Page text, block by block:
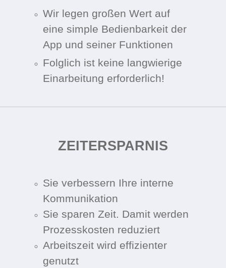
Wir legen großen Wert auf
eine simple Bedienbarkeit der
App und seiner Funktionen
Folglich ist keine langwierige
Einarbeitung erforderlich!
ZEIT­ERSPARNIS
Sie verbessern Ihre interne
Kommunikation
Sie sparen Zeit. Damit werden
Prozesskosten reduziert
Arbeitszeit wird effizienter
genutzt